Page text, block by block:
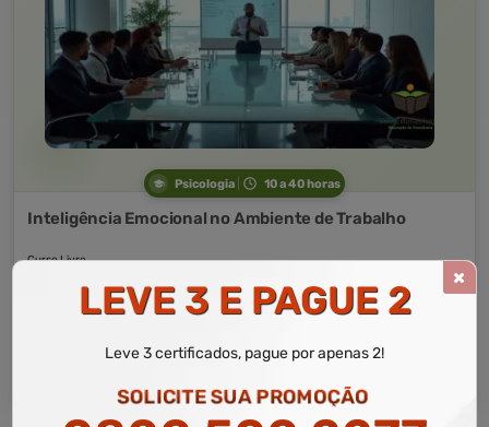
Psicologia 10 a 40 horas
Inteligência Emocional no Ambiente de Trabalho
Curso Livre
3,0 · Estrelas
Curso
Gratuito
LEVE 3 E PAGUE 2
Leve 3 certificados, pague por apenas 2!
SOLICITE SUA PROMOÇÃO